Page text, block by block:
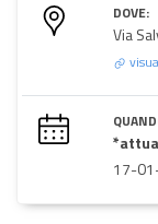
DOVE:
Via
17-